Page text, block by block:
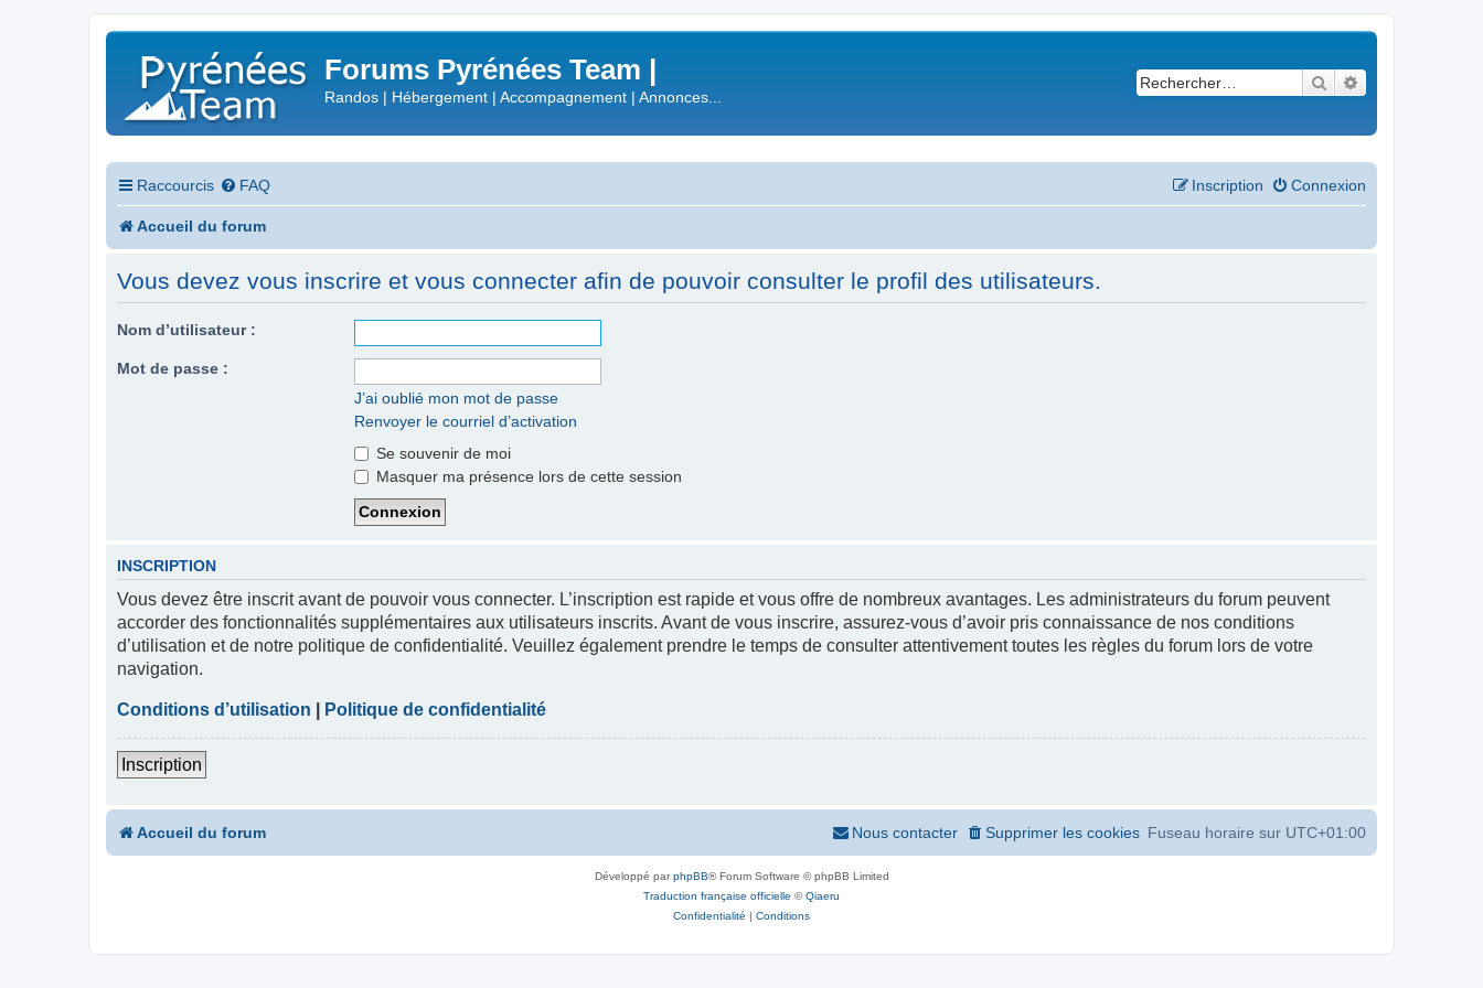
Forums Pyrénées Team |
Randos | Hébergement | Accompagnement | Annonces...
Rechercher
Raccourcis FAQ Connexion
Inscription
Accueil du forum
Vous devez vous inscrire et vous connecter afin de pouvoir consulter le profil des utilisateurs.
Nom d’utilisateur :
Mot de passe :
J’ai oublié mon mot de passe
Renvoyer le courriel d’activation
Se souvenir de moi
Masquer ma présence lors de cette session
INSCRIPTION
Vous devez être inscrit avant de pouvoir vous connecter. L’inscription est rapide et vous offre de nombreux avantages. Les administrateurs du forum peuvent
accorder des fonctionnalités supplémentaires aux utilisateurs inscrits. Avant de vous inscrire, assurez-vous d’avoir pris connaissance de nos conditions
d’utilisation et de notre politique de confidentialité. Veuillez également prendre le temps de consulter attentivement toutes les règles du forum lors de votre
navigation.
Conditions d’utilisation Politique de confidentialité
Inscription
Accueil du forum Fuseau horaire sur UTC+01:00
Supprimer les cookies
Nous contacter
Développé parphpBB® Forum Software © phpBB Limited
Traduction française officielle ©Qiaeru
Confidentialité | Conditions